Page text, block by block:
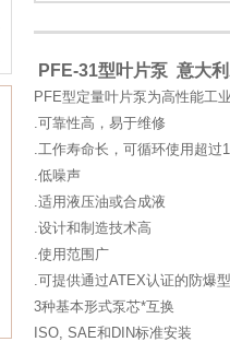
PFE-31型叶片泵 意大
PFE型定量叶片泵为高性能工
.可靠性高，易于维修
.工作寿命长，可循环使用超过
.低噪声
.适用液压油或合成液
.设计和制造技术高
.使用范围广
.可提供通过ATEX认证的防爆
3种基本形式泵芯*互换
ISO, SAE和DIN标准安装